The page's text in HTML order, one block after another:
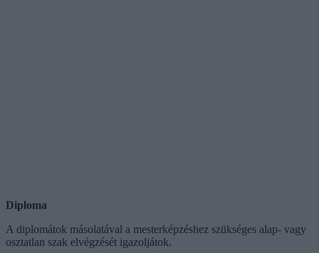
Diploma
A diplomátok másolatával a mesterképzéshez szükséges alap- vagy
osztatlan szak elvégzését igazoljátok.